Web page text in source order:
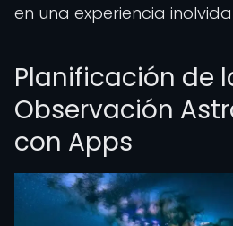
en una experiencia
Planificación de
Observación
con Apps